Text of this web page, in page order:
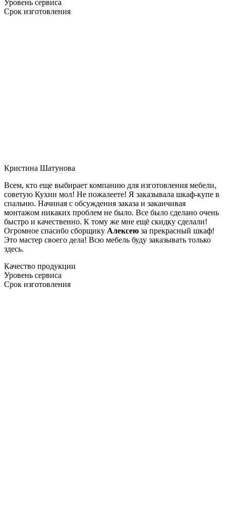
Уровень сервиса
Срок изготовления
Кристина Шатунова
Всем, кто еще выбирает компанию для изготовления мебели,
советую Кухни мол! Не пожалеете! Я заказывала шкаф-купе в
спальню. Начиная с обсуждения заказа и заканчивая
монтажом никаких проблем не было. Все было сделано очень
быстро и качественно. К тому же мне ещё скидку сделали!
Огромное спасибо сборщику Алексею за прекрасный шкаф!
Это мастер своего дела! Всю мебель буду заказывать только
здесь.
Качество продукции
Уровень сервиса
Срок изготовления